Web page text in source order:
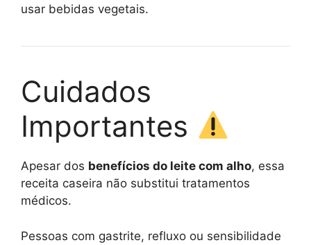
usar bebidas vegetais.
Cuidados
Importantes
Apesar dos benefícios do leite com alho, essa
receita caseira não substitui tratamentos
médicos.
Pessoas com gastrite, refluxo ou sensibilidade